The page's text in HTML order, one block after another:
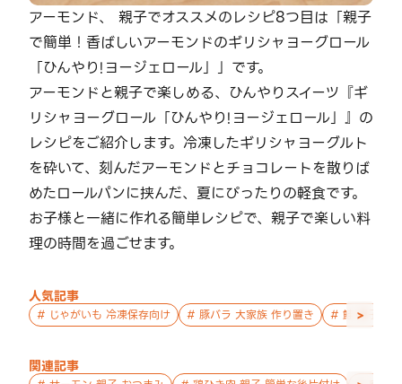
アーモンド、 親子でオススメのレシピ8つ目は「親子
で簡単！香ばしいアーモンドのギリシャヨーグロール
「ひんやり!ヨージェロール」」です。
アーモンドと親子で楽しめる、ひんやりスイーツ『ギ
リシャヨーグロール「ひんやり!ヨージェロール」』の
レシピをご紹介します。冷凍したギリシャヨーグルト
を砕いて、刻んだアーモンドとチョコレートを散りば
めたロールパンに挟んだ、夏にぴったりの軽食です。
お子様と一緒に作れる簡単レシピで、親子で楽しい料
理の時間を過ごせます。
人気記事
# じゃがいも 冷凍保存向け # 豚バラ 大家族 作り置き # 鮭 親子 作
>
関連記事